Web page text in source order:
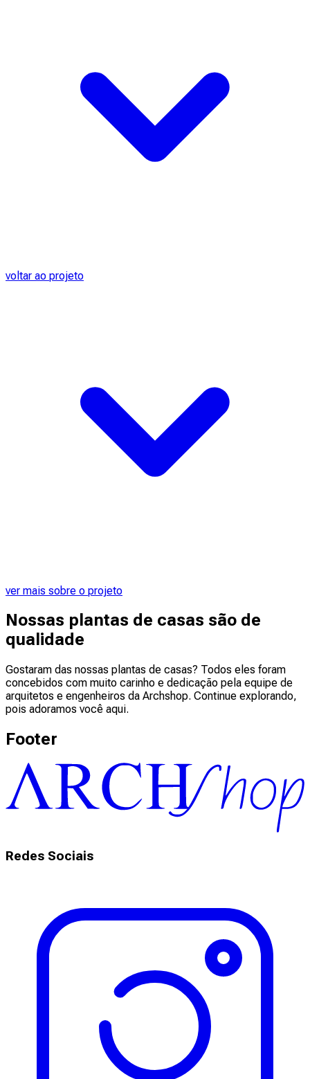
voltar ao projeto
ver mais sobre o projeto
Nossas plantas de casas são de
qualidade
Gostaram das nossas plantas de casas? Todos eles foram
concebidos com muito carinho e dedicação pela equipe de
arquitetos e engenheiros da Archshop. Continue explorando,
pois adoramos você aqui.
Footer
Redes Sociais